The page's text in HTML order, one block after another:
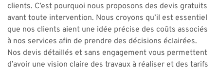
clients. C’est pourquoi nous proposons des devis gratuits
avant toute intervention. Nous croyons qu’il est essentiel
que nos clients aient une idée précise des coûts associés
à nos services afin de prendre des décisions éclairées.
Nos devis détaillés et sans engagement vous permettent
d’avoir une vision claire des travaux à réaliser et des tarifs